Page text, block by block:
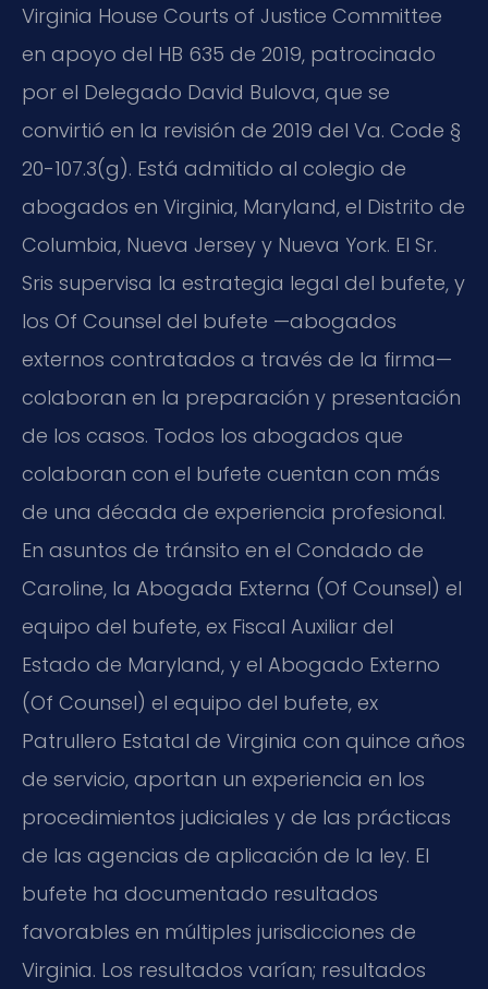
Virginia House Courts of Justice Committee
en apoyo del HB 635 de 2019, patrocinado
por el Delegado David Bulova, que se
convirtió en la revisión de 2019 del Va. Code §
20-107.3(g). Está admitido al colegio de
abogados en Virginia, Maryland, el Distrito de
Columbia, Nueva Jersey y Nueva York. El Sr.
Sris supervisa la estrategia legal del bufete, y
los Of Counsel del bufete —abogados
externos contratados a través de la firma—
colaboran en la preparación y presentación
de los casos. Todos los abogados que
colaboran con el bufete cuentan con más
de una década de experiencia profesional.
En asuntos de tránsito en el Condado de
Caroline, la Abogada Externa (Of Counsel) el
equipo del bufete, ex Fiscal Auxiliar del
Estado de Maryland, y el Abogado Externo
(Of Counsel) el equipo del bufete, ex
Patrullero Estatal de Virginia con quince años
de servicio, aportan un experiencia en los
procedimientos judiciales y de las prácticas
de las agencias de aplicación de la ley. El
bufete ha documentado resultados
favorables en múltiples jurisdicciones de
Virginia. Los resultados varían; resultados